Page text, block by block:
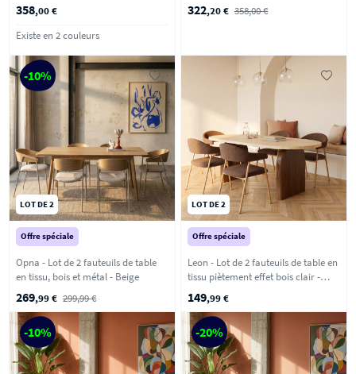
358,00 €
Existe en 2 couleurs
322,20 € 358,00 €
-10%
LOT DE 2
Offre spéciale
Opna - Lot de 2 fauteuils de table
en tissu, bois et métal - Beige
269,99 € 299,99 €
LOT DE 2
Offre spéciale
Leon - Lot de 2 fauteuils de table en
tissu piètement effet bois clair -
Marron
149,99 €
-10% -20%